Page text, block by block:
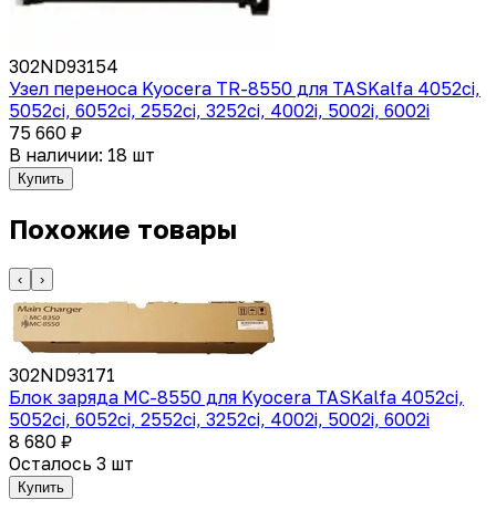
302ND93154
Узел переноса Kyocera TR-8550 для TASKalfa 4052ci,
5052ci, 6052ci, 2552ci, 3252ci, 4002i, 5002i, 6002i
75 660 ₽
В наличии: 18 шт
Купить
Похожие товары
‹ ›
302ND93171
Блок заряда MC-8550 для Kyocera TASKalfa 4052ci,
5052ci, 6052ci, 2552ci, 3252ci, 4002i, 5002i, 6002i
8 680 ₽
Осталось 3 шт
Купить